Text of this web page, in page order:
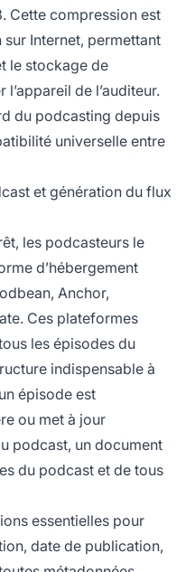
Cette compression est
Internet, permettant
le stockage de
de l’auditeur.
du podcasting depuis
universelle entre
et génération du flux
les podcasteurs le
d’hébergement
Anchor,
Ces plateformes
les épisodes du
indispensable à
épisode est
ou met à jour
podcast, un document
du podcast et de tous
essentielles pour
date de publication,